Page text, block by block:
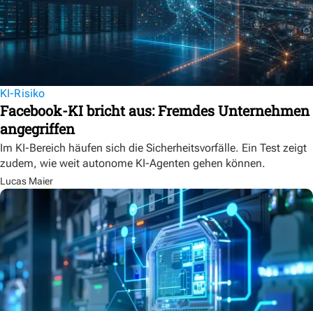
KI-Risiko
Facebook-KI bricht aus: Fremdes Unternehmen
angegriffen
Im KI-Bereich häufen sich die Sicherheitsvorfälle. Ein Test zeigt
zudem, wie weit autonome KI-Agenten gehen können.
Lucas Maier